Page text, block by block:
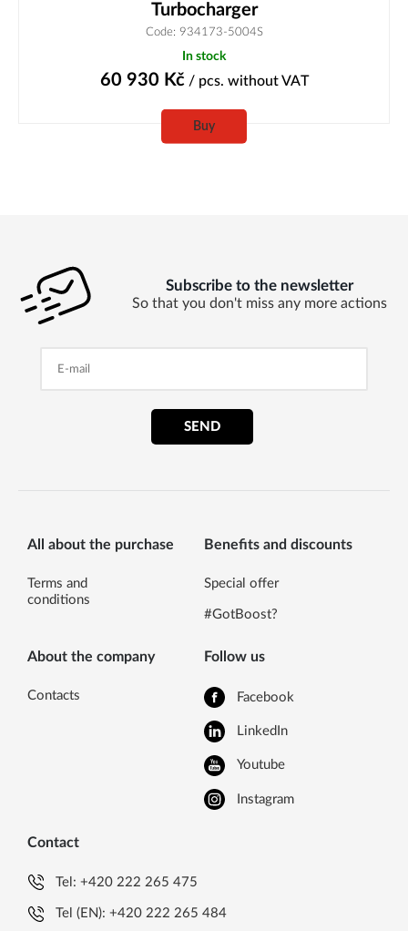
Turbocharger
Code: 934173-5004S
In stock
60 930 Kč/ pcs. without VAT
Buy
Subscribe to the newsletter
So that you don't miss any more actions
SEND
All about the purchase
Terms and
conditions
Benefits and discounts
Special offer
#GotBoost?
About the company
Contacts
Follow us
Facebook
LinkedIn
Youtube
Instagram
Contact
Tel:+420 222 265 475
Tel (EN):+420 222 265 484